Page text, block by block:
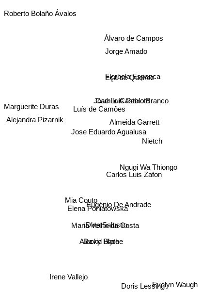
Jose Eduardo Agualusa
Maria Velho da Costa
Dina Salustio
Elena Poniatowska
José Luis Peixoto
David Hare
Alecky Blythe
Camilo Castelo Branco
Eça de Queiroz
Jorge Amado
Mia CoutoEugénio De Andrade
Florbela Espanca
Almeida Garrett
Ngugi Wa Thiongo
Luís de Camões
Álvaro de Campos
Irene Vallejo
Nietch
Doris Lessing
Alejandra Pizarnik
Marguerite Duras
Evelyn Waugh